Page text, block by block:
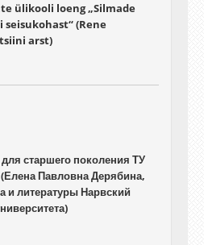
ülikooli loeng „Silmade
(Rene
arst)
старшего поколения ТУ
Павловна Дерябина,
и литературы Нарвский